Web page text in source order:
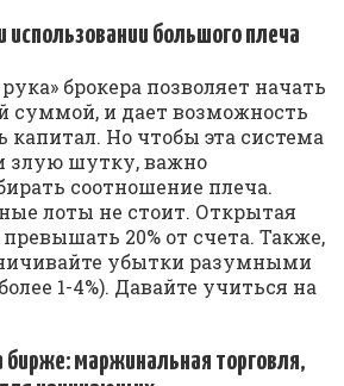
большого плеча
брокера позволяет начать
суммой, и дает возможность
капитал. Но чтобы эта система
злую шутку, важно
соотношение плеча.
лоты не стоит. Открытая
20% от счета. Также,
убытки разумными
1-4%). Давайте учиться на
бирже: маржинальная торговля,